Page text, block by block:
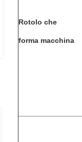
Rotolo che
forma macchina